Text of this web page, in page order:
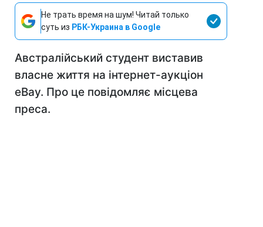
Не трать время на шум! Читай только
суть из РБК-Украина в Google
Австралійський студент виставив
власне життя на інтернет-аукціон
eBay. Про це повідомляє місцева
преса.